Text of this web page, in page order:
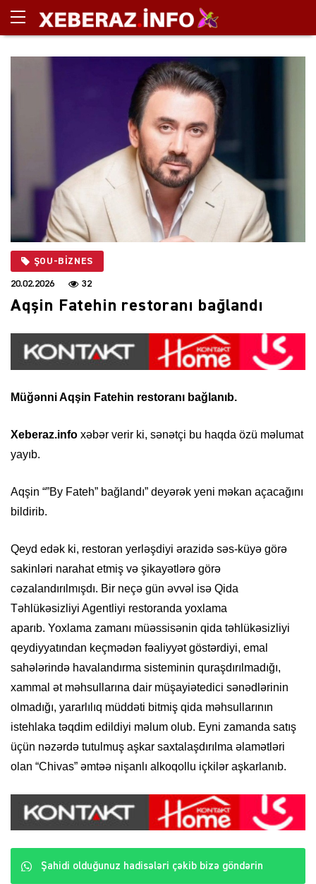
ŞOU-BIZNES
20.02.2026 32
Aqşin Fatehin restoranı bağlandı
Müğənni Aqşin Fatehin restoranı bağlanıb.
Xeberaz.info xəbər verir ki, sənətçi bu haqda özü məlumat
yayıb.
Aqşin “”By Fateh” bağlandı” deyərək yeni məkan açacağını
bildirib.
Qeyd edək ki, restoran yerləşdiyi ərazidə səs-küyə görə
sakinləri narahat etmiş və şikayətlərə görə
cəzalandırılmışdı. Bir neçə gün əvvəl isə Qida
Təhlükəsizliyi Agentliyi restoranda yoxlama
aparıb. Yoxlama zamanı müəssisənin qida təhlükəsizliyi
qeydiyyatından keçmədən fəaliyyət göstərdiyi, emal
sahələrində havalandırma sisteminin quraşdırılmadığı,
xammal ət məhsullarına dair müşayiətedici sənədlərinin
olmadığı, yararlılıq müddəti bitmiş qida məhsullarının
istehlaka təqdim edildiyi məlum olub. Eyni zamanda satış
üçün nəzərdə tutulmuş aşkar saxtalaşdırılma əlamətləri
olan “Chivas” əmtəə nişanlı alkoqollu içkilər aşkarlanıb.
Şahidi olduğunuz hadisələri çəkib bizə göndərin